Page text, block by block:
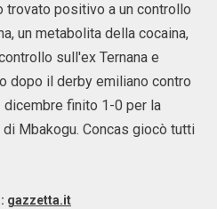
trovato positivo a un controllo
un metabolita della cocaina,
sull'ex Ternana e
dopo il derby emiliano contro
finito 1-0 per la
Mbakogu. Concas giocò tutti
gazzetta.it